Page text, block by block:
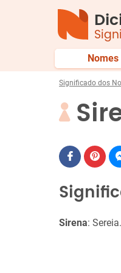
Significado dos
Sirena: Sereia.